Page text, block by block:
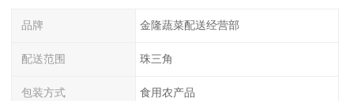
品牌 金隆蔬菜配送经营部
配送范围 珠三角
包装方式 食用农产品